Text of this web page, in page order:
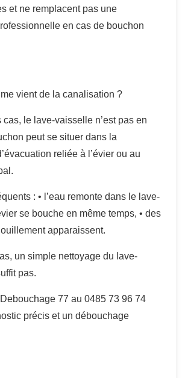
et ne remplacent pas une
en cas de bouchon
vient de la canalisation ?
cas, le lave-vaisselle n’est pas en
peut se situer dans la
reliée à l’évier ou au
: • l’eau remonte dans le lave-
se bouche en même temps, • des
apparaissent.
un simple nettoyage du lave-
pas.
77 au 0485 73 96 74
précis et un débouchage